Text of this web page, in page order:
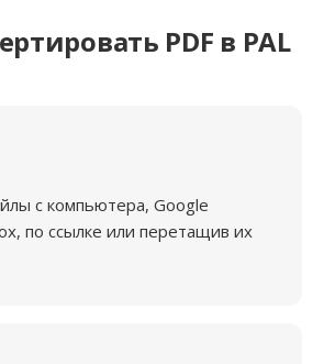
PDF в PAL
с компьютера, Google
по ссылке или перетащив их